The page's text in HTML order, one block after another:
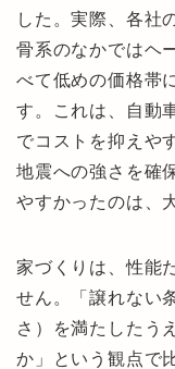
した。実際、各社
骨系のなかではヘ
べて低めの価格帯
す。これは、自動
でコストを抑えや
地震への強さを確
やすかったのは、
家づくりは、性能
せん。「譲れない
さ）を満たしたう
か」という観点で